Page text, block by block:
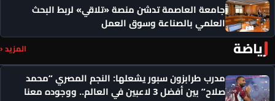
جامعة العاصمة تدشن منصة «تلاقي» لربط البحث
العلمي بالصناعة وسوق العمل
رياضة المزيد ‹
مدرب طرابزون سبور يشعلها: النجم المصري “محمد
صلاح” بين أفضل 3 لاعبين في العالم.. ووجوده معنا